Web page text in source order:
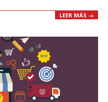
LEER MÁS →